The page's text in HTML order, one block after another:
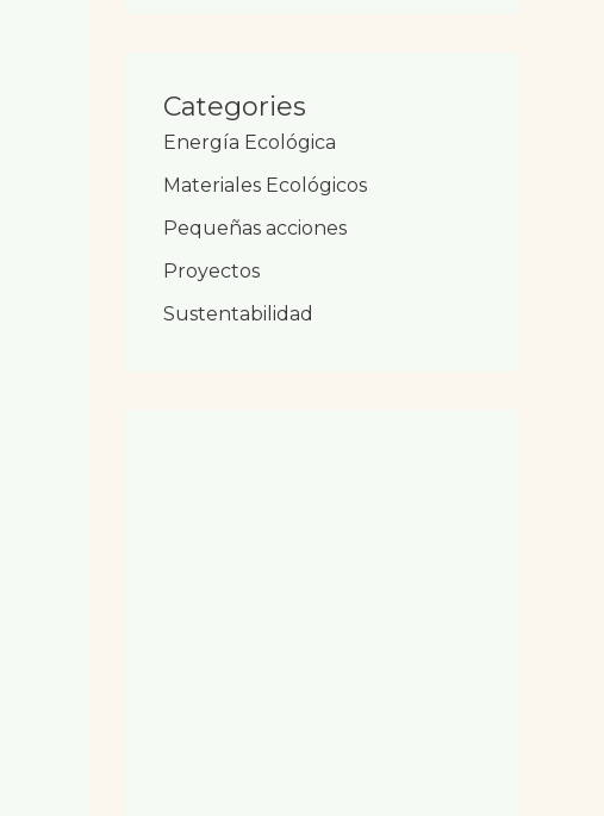
Categories
Energía Ecológica
Materiales Ecológicos
Pequeñas acciones
Proyectos
Sustentabilidad